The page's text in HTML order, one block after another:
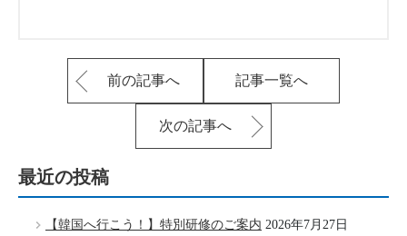
前の記事へ 記事一覧へ
次の記事へ
最近の投稿
【韓国へ行こう！】特別研修のご案内 2026年7月27日